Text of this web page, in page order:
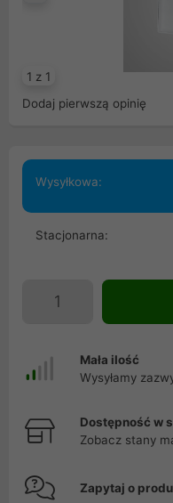
1 z 1
Dodaj pierwszą opinię
Wysyłkowa:
Stacjonarna:
Mała ilość
Wysyłamy
Dostępność w
Zobacz stany
Zapytaj o